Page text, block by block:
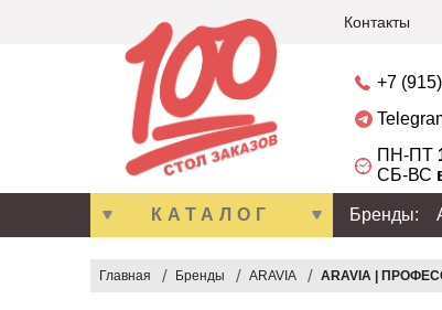
Контакты
+7
ПН-ПТ
СБ-ВС
КАТАЛОГ Бренды:
Главная Бренды ARAVIA ARAVIA |